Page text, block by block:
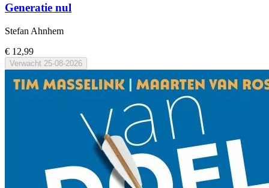
Generatie nul
Stefan Ahnhem
€ 12,99
Verwacht 25-08-2026